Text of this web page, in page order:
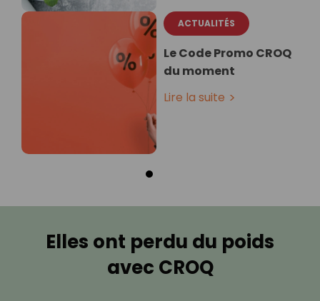
ACTUALITÉS
Le Code Promo CROQ
du moment
Lire la suite
Elles ont perdu du poids
avec CROQ